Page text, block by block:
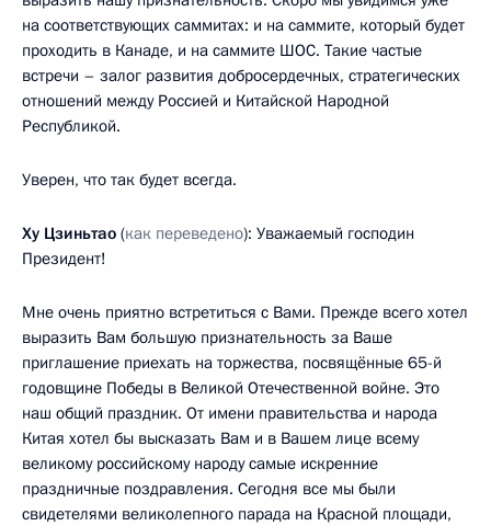
на соответствующих саммитах: и на саммите, который будет
проходить в Канаде, и на саммите ШОС. Такие частые
встречи – залог развития добросердечных, стратегических
отношений между Россией и Китайской Народной
Республикой.
Уверен, что так будет всегда.
Ху Цзиньтао (как переведено): Уважаемый господин
Президент!
Мне очень приятно встретиться с Вами. Прежде всего хотел
выразить Вам большую признательность за Ваше
приглашение приехать на торжества, посвящённые 65-й
годовщине Победы в Великой Отечественной войне. Это
наш общий праздник. От имени правительства и народа
Китая хотел бы высказать Вам и в Вашем лице всему
великому российскому народу самые искренние
праздничные поздравления. Сегодня все мы были
свидетелями великолепного парада на Красной площади,